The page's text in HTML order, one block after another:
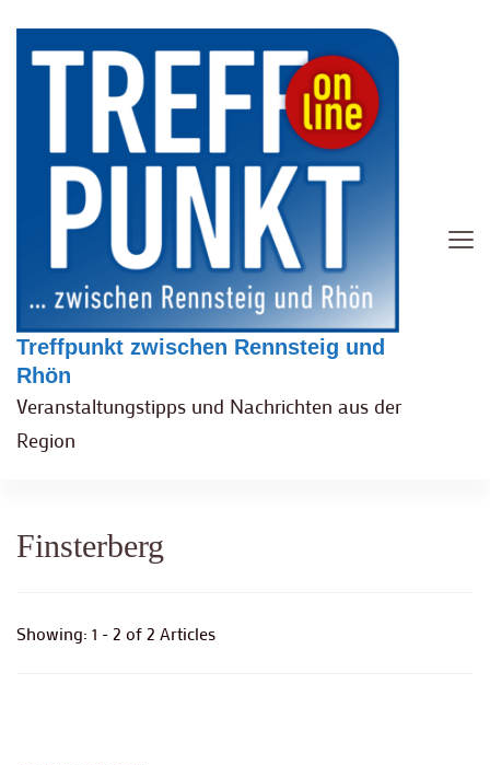
Treffpunkt zwischen Rennsteig und
Rhön
Veranstaltungstipps und Nachrichten aus der
Region
Finsterberg
Showing: 1 - 2 of 2 Articles